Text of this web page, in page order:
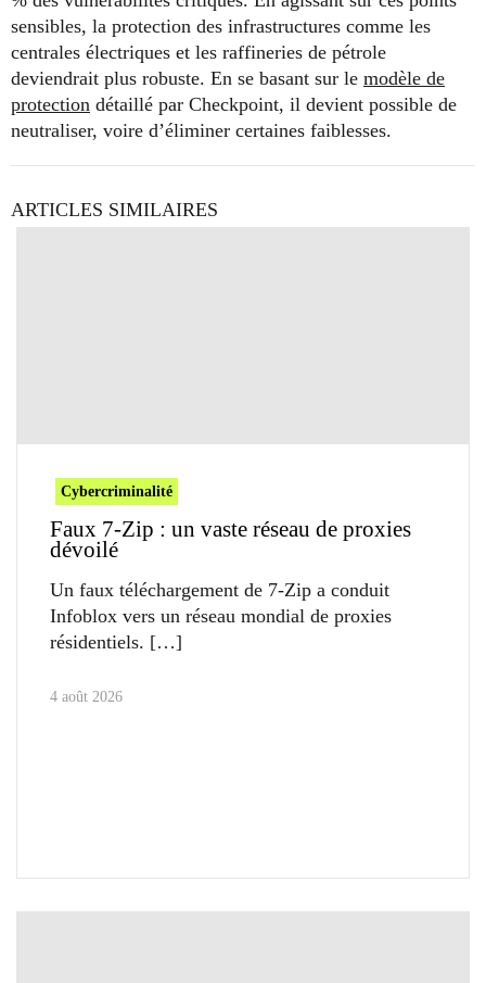
sensibles, la protection des infrastructures comme les
centrales électriques et les raffineries de pétrole
deviendrait plus robuste. En se basant sur le modèle de
protection détaillé par Checkpoint, il devient possible de
neutraliser, voire d’éliminer certaines faiblesses.
ARTICLES SIMILAIRES
Cybercriminalité
Faux 7-Zip : un vaste réseau de proxies
dévoilé
Un faux téléchargement de 7-Zip a conduit
Infoblox vers un réseau mondial de proxies
résidentiels.
4 août 2026